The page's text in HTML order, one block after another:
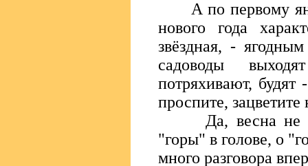
А по первому
нового года
звёздная, -
садоводы
потряхивают,
проспите,
Да, весна не за
"горы" в голове, о
много разговора